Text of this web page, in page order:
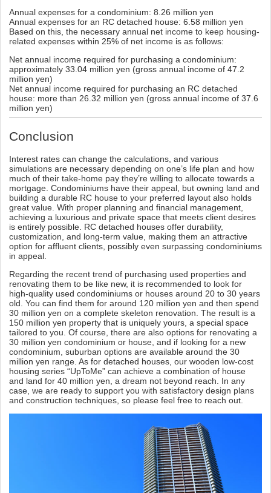
Annual expenses for a condominium: 8.26 million yen
Annual expenses for an RC detached house: 6.58 million yen
Based on this, the necessary annual net income to keep housing-
related expenses within 25% of net income is as follows:
Net annual income required for purchasing a condominium:
approximately 33.04 million yen (gross annual income of 47.2
million yen)
Net annual income required for purchasing an RC detached
house: more than 26.32 million yen (gross annual income of 37.6
million yen)
Conclusion
Interest rates can change the calculations, and various
simulations are necessary depending on one’s life plan and how
much of their take-home pay they’re willing to allocate towards a
mortgage. Condominiums have their appeal, but owning land and
building a durable RC house to your preferred layout also holds
great value. With proper planning and financial management,
achieving a luxurious and private space that meets client desires
is entirely possible. RC detached houses offer durability,
customization, and long-term value, making them an attractive
option for affluent clients, possibly even surpassing condominiums
in appeal.
Regarding the recent trend of purchasing used properties and
renovating them to be like new, it is recommended to look for
high-quality used condominiums or houses around 20 to 30 years
old. You can find them for around 120 million yen and then spend
30 million yen on a complete skeleton renovation. The result is a
150 million yen property that is uniquely yours, a special space
tailored to you. Of course, there are also options for renovating a
30 million yen condominium or house, and if looking for a new
condominium, suburban options are available around the 30
million yen range. As for detached houses, our wooden low-cost
housing series “UpToMe” can achieve a combination of house
and land for 40 million yen, a dream not beyond reach. In any
case, we are ready to support you with satisfactory design plans
and construction techniques, so please feel free to reach out.